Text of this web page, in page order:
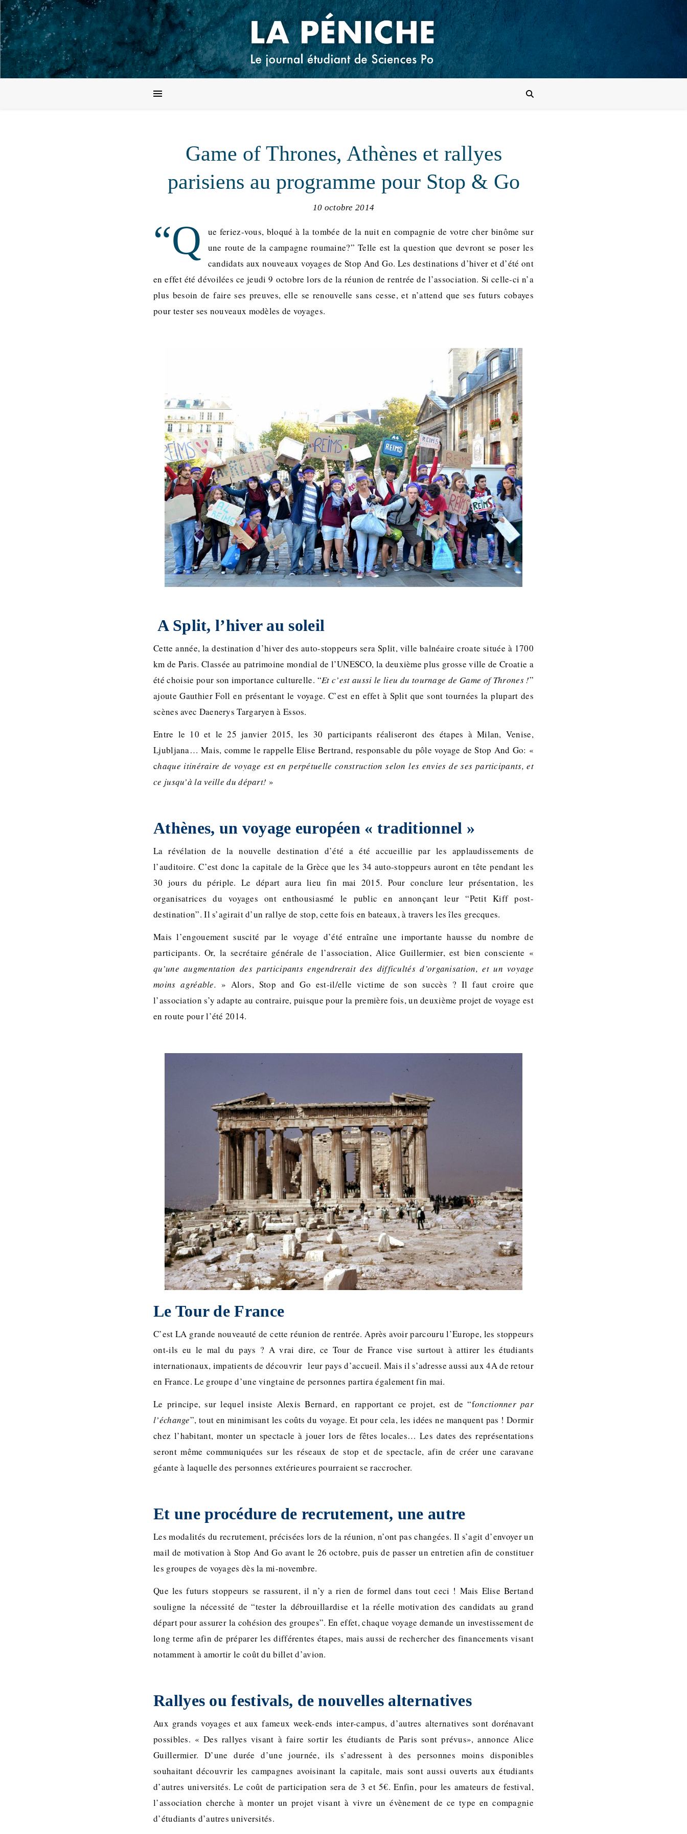
Game of Thrones, Athènes et rallyes
parisiens au programme pour Stop & Go
10 octobre 2014
“Q
ue feriez-vous, bloqué à la tombée de la nuit en compagnie de votre cher binôme sur
une route de la campagne roumaine?” Telle est la question que devront se poser les
candidats aux nouveaux voyages de Stop And Go. Les destinations d’hiver et d’été ont
en effet été dévoilées ce jeudi 9 octobre lors de la réunion de rentrée de l’association. Si celle-ci n’a
plus besoin de faire ses preuves, elle se renouvelle sans cesse, et n’attend que ses futurs cobayes
pour tester ses nouveaux modèles de voyages.
A Split, l’hiver au soleil
Cette année, la destination d’hiver des auto-stoppeurs sera Split, ville balnéaire croate située à 1700
km de Paris. Classée au patrimoine mondial de l’UNESCO, la deuxième plus grosse ville de Croatie a
été choisie pour son importance culturelle. “Et c’est aussi le lieu du tournage de Game of Thrones !”
ajoute Gauthier Foll en présentant le voyage. C’est en effet à Split que sont tournées la plupart des
scènes avec Daenerys Targaryen à Essos.
Entre le 10 et le 25 janvier 2015, les 30 participants réaliseront des étapes à Milan, Venise,
Ljubljana… Mais, comme le rappelle Elise Bertrand, responsable du pôle voyage de Stop And Go: «
chaque itinéraire de voyage est en perpétuelle construction selon les envies de ses participants, et
ce jusqu’à la veille du départ! »
Athènes, un voyage européen « traditionnel »
La révélation de la nouvelle destination d’été a été accueillie par les applaudissements de
l’auditoire. C’est donc la capitale de la Grèce que les 34 auto-stoppeurs auront en tête pendant les
30 jours du périple. Le départ aura lieu fin mai 2015. Pour conclure leur présentation, les
organisatrices du voyages ont enthousiasmé le public en annonçant leur “Petit Kiff post-
destination”. Il s’agirait d’un rallye de stop, cette fois en bateaux, à travers les îles grecques.
Mais l’engouement suscité par le voyage d’été entraîne une importante hausse du nombre de
participants. Or, la secrétaire générale de l’association, Alice Guillermier, est bien consciente «
qu’une augmentation des participants engendrerait des difficultés d’organisation, et un voyage
moins agréable. » Alors, Stop and Go est-il/elle victime de son succès ? Il faut croire que
l’association s’y adapte au contraire, puisque pour la première fois, un deuxième projet de voyage est
en route pour l’été 2014.
Le Tour de France
C’est LA grande nouveauté de cette réunion de rentrée. Après avoir parcouru l’Europe, les stoppeurs
ont-ils eu le mal du pays ? A vrai dire, ce Tour de France vise surtout à attirer les étudiants
internationaux, impatients de découvrir leur pays d’accueil. Mais il s’adresse aussi aux 4A de retour
en France. Le groupe d’une vingtaine de personnes partira également fin mai.
Le principe, sur lequel insiste Alexis Bernard, en rapportant ce projet, est de “fonctionner par
l’échange”, tout en minimisant les coûts du voyage. Et pour cela, les idées ne manquent pas ! Dormir
chez l’habitant, monter un spectacle à jouer lors de fêtes locales… Les dates des représentations
seront même communiquées sur les réseaux de stop et de spectacle, afin de créer une caravane
géante à laquelle des personnes extérieures pourraient se raccrocher.
Et une procédure de recrutement, une autre
Les modalités du recrutement, précisées lors de la réunion, n’ont pas changées. Il s’agit d’envoyer un
mail de motivation à Stop And Go avant le 26 octobre, puis de passer un entretien afin de constituer
les groupes de voyages dès la mi-novembre.
Que les futurs stoppeurs se rassurent, il n’y a rien de formel dans tout ceci ! Mais Elise Bertand
souligne la nécessité de “tester la débrouillardise et la réelle motivation des candidats au grand
départ pour assurer la cohésion des groupes”. En effet, chaque voyage demande un investissement de
long terme afin de préparer les différentes étapes, mais aussi de rechercher des financements visant
notamment à amortir le coût du billet d’avion.
Rallyes ou festivals, de nouvelles alternatives
Aux grands voyages et aux fameux week-ends inter-campus, d’autres alternatives sont dorénavant
possibles. « Des rallyes visant à faire sortir les étudiants de Paris sont prévus», annonce Alice
Guillermier. D’une durée d’une journée, ils s’adressent à des personnes moins disponibles
souhaitant découvrir les campagnes avoisinant la capitale, mais sont aussi ouverts aux étudiants
d’autres universités. Le coût de participation sera de 3 et 5€. Enfin, pour les amateurs de festival,
l’association cherche à monter un projet visant à vivre un évènement de ce type en compagnie
d’étudiants d’autres universités.